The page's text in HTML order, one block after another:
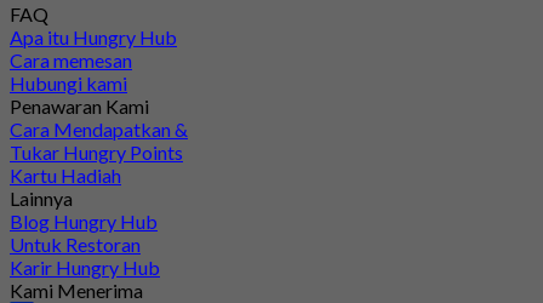
FAQ
Apa itu Hungry Hub
Cara memesan
Hubungi kami
Penawaran Kami
Cara Mendapatkan &
Tukar Hungry Points
Kartu Hadiah
Lainnya
Blog Hungry Hub
Untuk Restoran
Karir Hungry Hub
Kami Menerima